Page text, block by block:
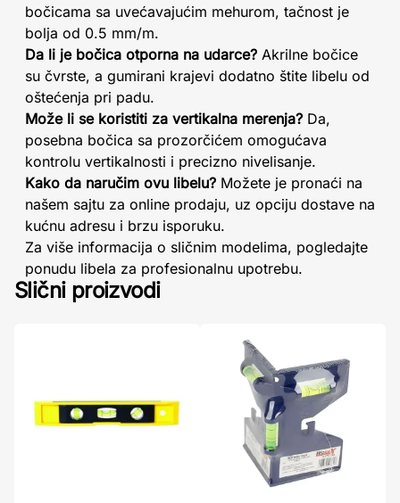
bočicama sa uvećavajućim mehurom, tačnost je
bolja od 0.5 mm/m.
Da li je bočica otporna na udarce? Akrilne bočice
su čvrste, a gumirani krajevi dodatno štite libelu od
oštećenja pri padu.
Može li se koristiti za vertikalna merenja? Da,
posebna bočica sa prozorčićem omogućava
kontrolu vertikalnosti i precizno nivelisanje.
Kako da naručim ovu libelu? Možete je pronaći na
našem sajtu za online prodaju, uz opciju dostave na
kućnu adresu i brzu isporuku.
Za više informacija o sličnim modelima, pogledajte
ponudu libela za profesionalnu upotrebu.
Slični proizvodi